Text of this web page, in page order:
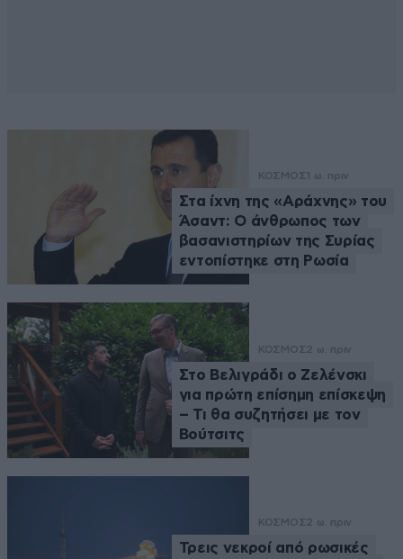
ΚΟΣΜΟΣ 1 ω. πριν
Στα ίχνη της «Αράχνης» του
Άσαντ: Ο άνθρωπος των
βασανιστηρίων της Συρίας
εντοπίστηκε στη Ρωσία
ΚΟΣΜΟΣ2 ω. πριν
Στο Βελιγράδι ο Ζελένσκι
για πρώτη επίσημη επίσκεψη
– Τι θα συζητήσει με τον
Βούτσιτς
ΚΟΣΜΟΣ2 ω. πριν
Τρεις νεκροί από ρωσικές